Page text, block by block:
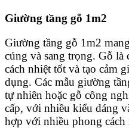
Giường tầng gỗ 1m2
Giường tầng gỗ 1m2
cúng và sang trọng. Gỗ là
cách nhiệt tốt và tạo cảm
dụng. Các mẫu giường
tự nhiên hoặc gỗ công
cấp, với nhiều kiểu dáng
hợp với nhiều phong cách